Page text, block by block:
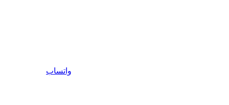
واتساب